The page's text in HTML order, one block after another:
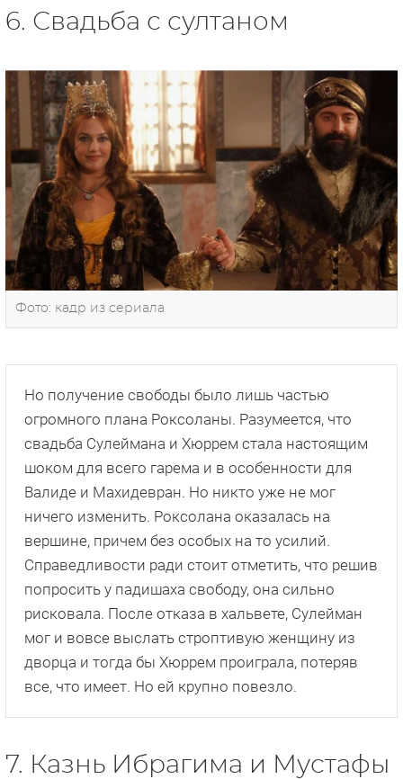
6. Свадьба с султаном
Фото: кадр из сериала
Но получение свободы было лишь частью
огромного плана Роксоланы. Разумеется, что
свадьба Сулеймана и Хюррем стала настоящим
шоком для всего гарема и в особенности для
Валиде и Махидевран. Но никто уже не мог
ничего изменить. Роксолана оказалась на
вершине, причем без особых на то усилий.
Справедливости ради стоит отметить, что решив
попросить у падишаха свободу, она сильно
рисковала. После отказа в хальвете, Сулейман
мог и вовсе выслать строптивую женщину из
дворца и тогда бы Хюррем проиграла, потеряв
все, что имеет. Но ей крупно повезло.
7. Казнь Ибрагима и Мустафы